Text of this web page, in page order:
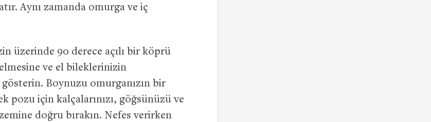
Aynı zamanda omurga ve iç
üzerinde 90 derece açılı bir köprü
ve el bileklerinizin
gösterin. Boynuzu omurganızın bir
pozu için kalçalarınızı, göğsünüzü ve
zemine doğru bırakın. Nefes verirken